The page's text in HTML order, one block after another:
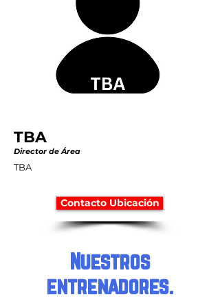
TBA
Director de Área
TBA
Contacto Ubicación
Nuestros
entrenadores.